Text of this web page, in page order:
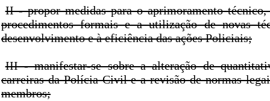
II - propor medidas para o aprimoramento técnico,
procedimentos formais e a utilização de novas
desenvolvimento e à eficiência das ações Policiais;
III - manifestar-se sobre a alteração de
carreiras da Polícia Civil e a revisão de normas
membros;